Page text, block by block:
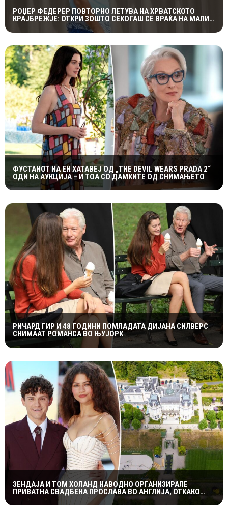
РОЏЕР ФЕДЕРЕР ПОВТОРНО ЛЕТУВА НА ХРВАТСКОТО
КРАЈБРЕЖЈЕ: ОТКРИ ЗОШТО СЕКОГАШ СЕ ВРАЌА НА МАЛИ
ФУСТАНОТ НА ЕН ХАТАВЕЈ ОД „THE DEVIL WEARS PRADA 2“
ОДИ НА АУКЦИЈА – И ТОА СО ДАМКИТЕ ОД СНИМАЊЕТО
РИЧАРД ГИР И 48 ГОДИНИ ПОМЛАДАТА ДИЈАНА СИЛВЕРС
СНИМААТ РОМАНСА ВО ЊУЈОРК
ЗЕНДАЈА И ТОМ ХОЛАНД НАВОДНО ОРГАНИЗИРАЛЕ
ПРИВАТНА СВАДБЕНА ПРОСЛАВА ВО АНГЛИЈА, ОТКАКО
ТАЈНО СЕ ВЕНЧАЛЕ